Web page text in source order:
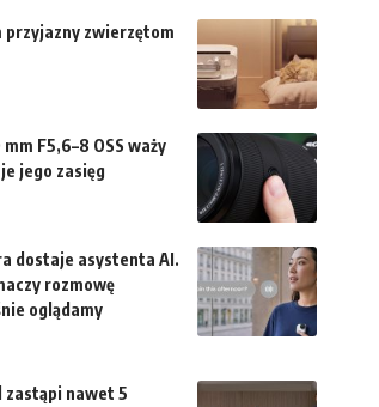
zwierzętom
F5,6–8 OSS waży
jego zasięg
dostaje asystenta AI.
rozmowę
oglądamy
zastąpi nawet 5